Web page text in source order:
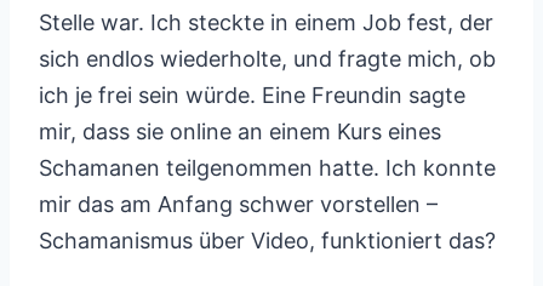
Stelle war. Ich steckte in einem Job fest, der
sich endlos wiederholte, und fragte mich, ob
ich je frei sein würde. Eine Freundin sagte
mir, dass sie online an einem Kurs eines
Schamanen teilgenommen hatte. Ich konnte
mir das am Anfang schwer vorstellen –
Schamanismus über Video, funktioniert das?